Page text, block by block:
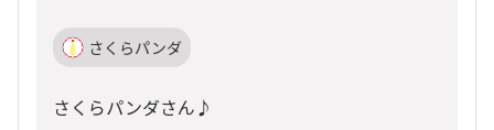
さくらパンダ
さくらパンダさん♪